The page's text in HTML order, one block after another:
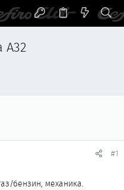
A32
#1
бензин, механика.